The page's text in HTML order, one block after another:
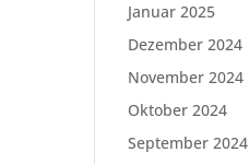
Januar 2025
Dezember 2024
November 2024
Oktober 2024
September 2024